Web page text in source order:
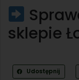
sklepie
Udostępnij